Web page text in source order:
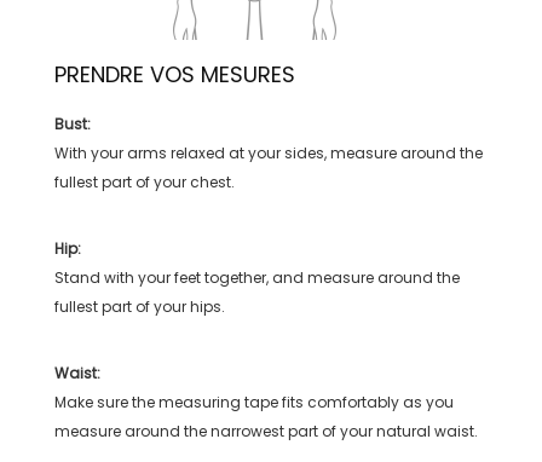
PRENDRE VOS MESURES
Bust:
With your arms relaxed at your sides, measure around the
fullest part of your chest.
Hip:
Stand with your feet together, and measure around the
fullest part of your hips.
Waist:
Make sure the measuring tape fits comfortably as you
measure around the narrowest part of your natural waist.